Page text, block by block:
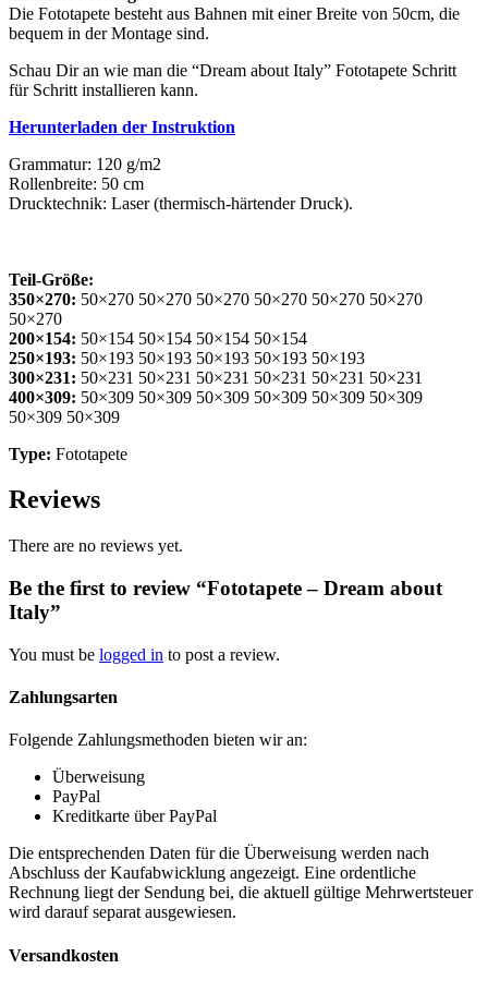
Die Fototapete besteht aus Bahnen mit einer Breite von 50cm, die
bequem in der Montage sind.
Schau Dir an wie man die “Dream about Italy” Fototapete Schritt
für Schritt installieren kann.
Herunterladen der Instruktion
Grammatur: 120 g/m2
Rollenbreite: 50 cm
Drucktechnik: Laser (thermisch-härtender Druck).
Teil-Größe:
350×270: 50×270 50×270 50×270 50×270 50×270 50×270
50×270
200×154: 50×154 50×154 50×154 50×154
250×193: 50×193 50×193 50×193 50×193 50×193
300×231: 50×231 50×231 50×231 50×231 50×231 50×231
400×309: 50×309 50×309 50×309 50×309 50×309 50×309
50×309 50×309
Type: Fototapete
Reviews
There are no reviews yet.
Be the first to review “Fototapete – Dream about
Italy”
You must be logged in to post a review.
Zahlungsarten
Folgende Zahlungsmethoden bieten wir an:
Überweisung
PayPal
Kreditkarte über PayPal
Die entsprechenden Daten für die Überweisung werden nach
Abschluss der Kaufabwicklung angezeigt. Eine ordentliche
Rechnung liegt der Sendung bei, die aktuell gültige Mehrwertsteuer
wird darauf separat ausgewiesen.
Versandkosten